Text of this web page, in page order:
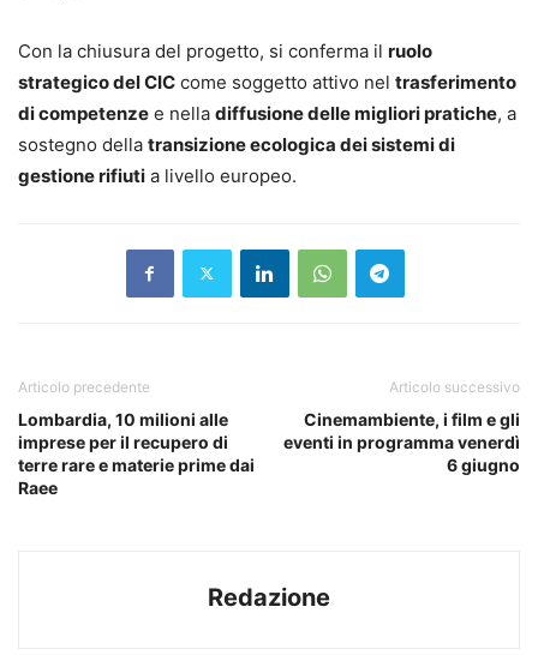
Con la chiusura del progetto, si conferma il ruolo
strategico del CIC come soggetto attivo nel trasferimento
di competenze e nella diffusione delle migliori pratiche, a
sostegno della transizione ecologica dei sistemi di
gestione rifiuti a livello europeo.
Articolo precedente
Lombardia, 10 milioni alle
imprese per il recupero di
terre rare e materie prime dai
Raee
Articolo successivo
Cinemambiente, i film e gli
eventi in programma venerdì
6 giugno
Redazione